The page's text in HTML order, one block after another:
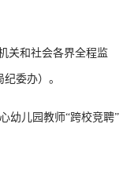
关和社会各界全程监
委办）。
幼儿园教师“跨校竞聘”